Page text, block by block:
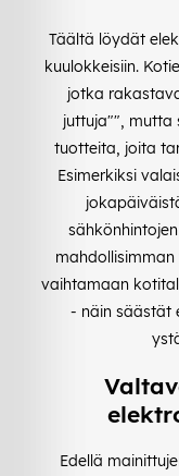
Täältä löydät
kuulokkeisiin.
jotka
juttuja"", mutta
tuotteita, joita
Esimerkiksi
vaihtamaan
- näin säästät
Edellä